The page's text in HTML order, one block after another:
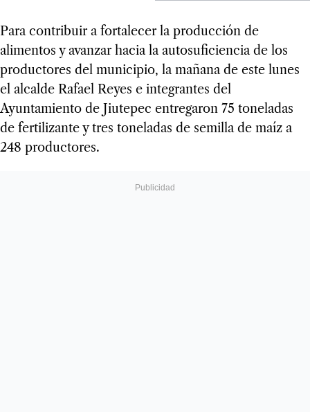
Para contribuir a fortalecer la producción de
alimentos y avanzar hacia la autosuficiencia de los
productores del municipio, la mañana de este lunes
el alcalde Rafael Reyes e integrantes del
Ayuntamiento de Jiutepec entregaron 75 toneladas
de fertilizante y tres toneladas de semilla de maíz a
248 productores.